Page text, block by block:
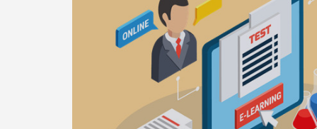
LỚP HỌC
Lớp 12